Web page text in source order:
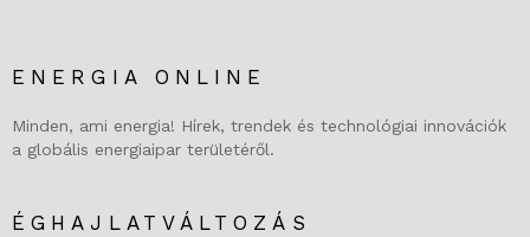
ENERGIA ONLINE
Minden, ami energia! Hírek, trendek és technológiai innovációk
a globális energiaipar területéről.
ÉGHAJLATVÁLTOZÁS